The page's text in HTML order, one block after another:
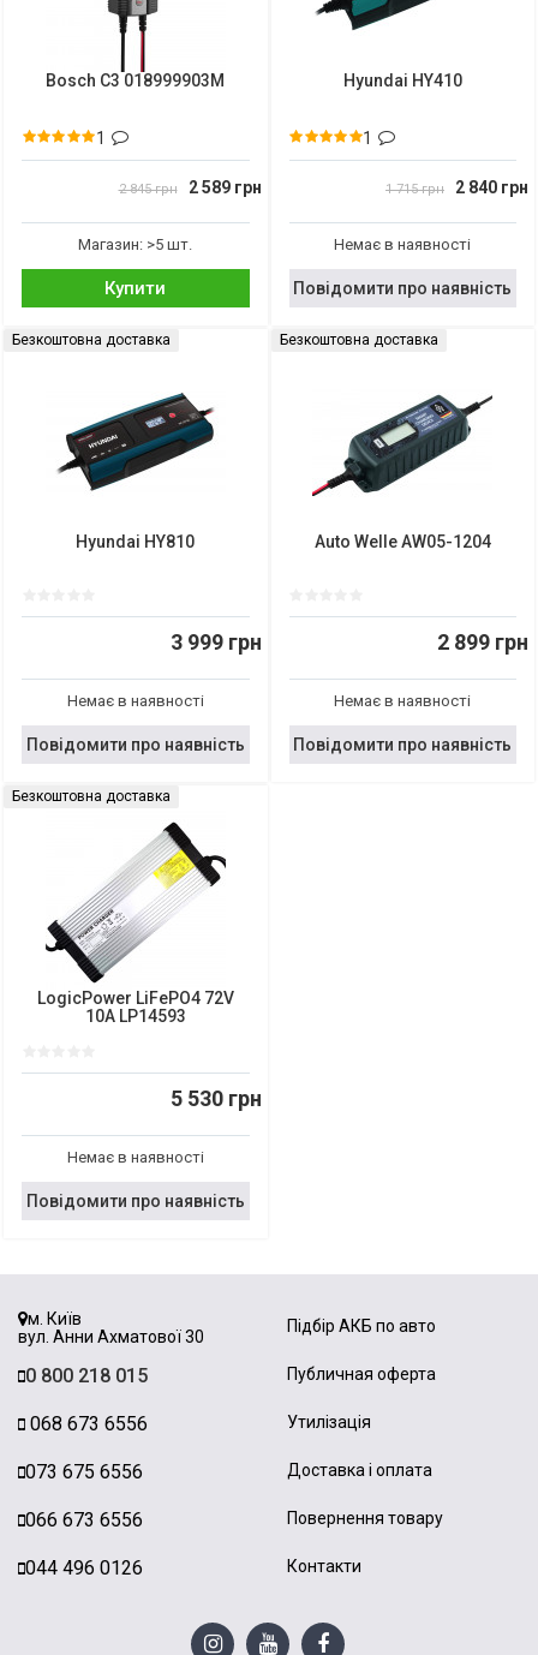
Bosch C3 018999903M
1
2 845 грн 2 589 грн
Магазин: >5 шт.
Купити
Hyundai HY410
1
1 715 грн 2 840 грн
Немає в наявності
Повідомити про наявність
Безкоштовна доставка
Hyundai HY810
3 999 грн
Немає в наявності
Повідомити про наявність
Безкоштовна доставка
Auto Welle AW05-1204
2 899 грн
Немає в наявності
Повідомити про наявність
Безкоштовна доставка
LogicPower LiFePO4 72V
10A LP14593
5 530 грн
Немає в наявності
Повідомити про наявність
м. Київ
вул. Анни Ахматової 30
0 800 218 015
068 673 6556
073 675 6556
066 673 6556
044 496 0126
Підбір АКБ по авто
Публичная оферта
Утилізація
Доставка і оплата
Повернення товару
Контакти